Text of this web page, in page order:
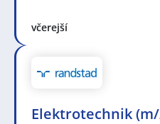
včerejší
Elektrotechnik (m/